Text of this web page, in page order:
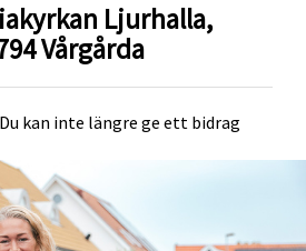
Ljurhalla,
Vårgårda
Du kan inte längre ge ett bidrag